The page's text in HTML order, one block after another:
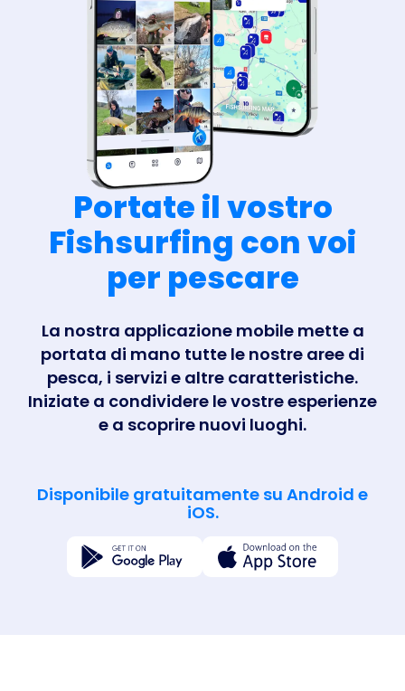
Portate il vostro
Fishsurfing con voi
per pescare
La nostra applicazione mobile mette a
portata di mano tutte le nostre aree di
pesca, i servizi e altre caratteristiche.
Iniziate a condividere le vostre esperienze
e a scoprire nuovi luoghi.
Disponibile gratuitamente su Android e
iOS.